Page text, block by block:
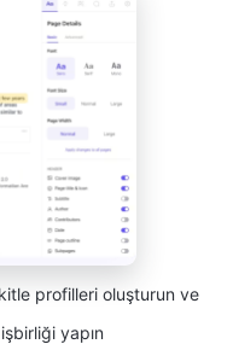
profilleri oluşturun ve
yapın